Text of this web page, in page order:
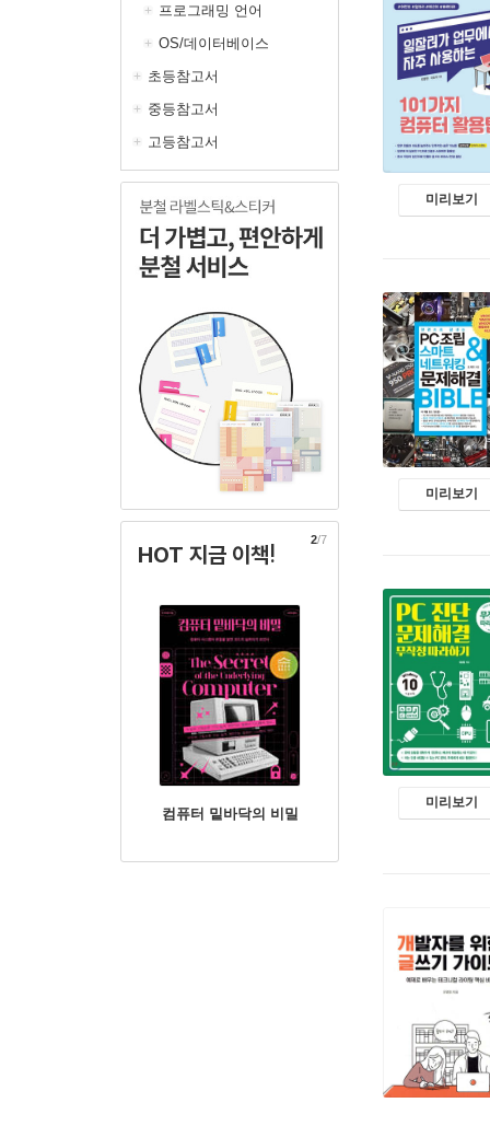
프로그래밍 언어
OS/데이터베이스
초등참고서
중등참고서
고등참고서
HOT 지금 이책!
컴퓨터 밑바닥의 비밀
2/7
미리보기
미리보기
미리보기